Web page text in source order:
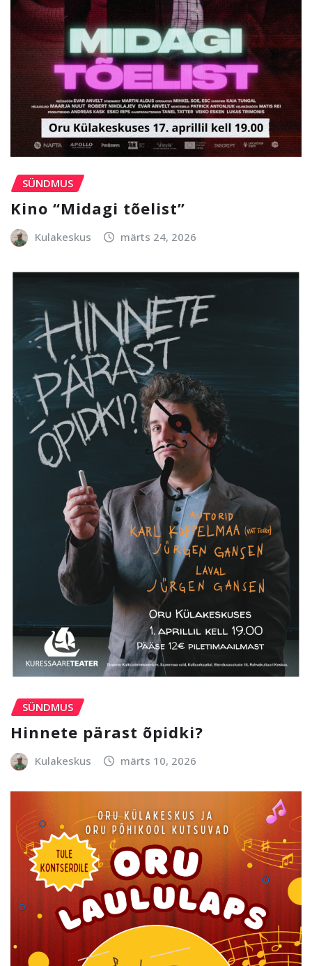
SÜNDMUS
Kino “Midagi tõelist”
Kulakeskus märts 24, 2026
SÜNDMUS
Hinnete pärast õpidki?
Kulakeskus märts 10, 2026